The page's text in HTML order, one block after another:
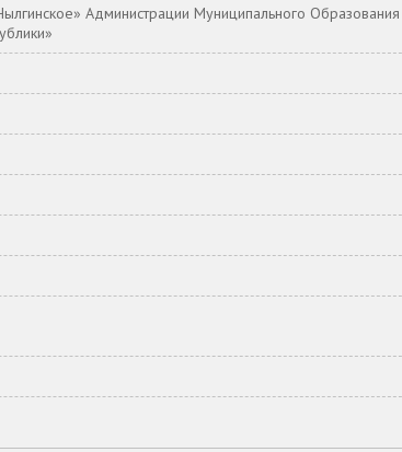
Администрации Муниципального Образования